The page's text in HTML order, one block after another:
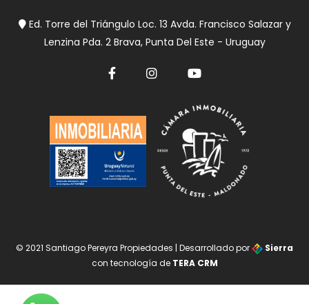
Ed. Torre del Triángulo Loc. 13 Avda. Francisco Salazar y
Lenzina Pda. 2 Brava, Punta Del Este - Uruguay
© 2021 Santiago Pereyra Propiedades | Desarrollado por
Sierra
con tecnología de TERA CRM